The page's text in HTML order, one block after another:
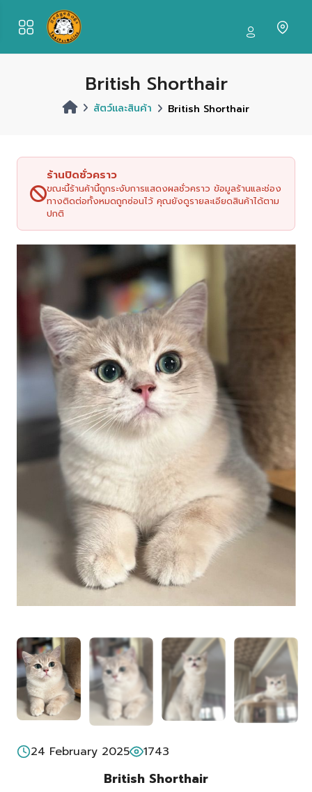
British Shorthair
สัตว์และสินค้า British Shorthair
ร้านปิดชั่วคราว
ขณะนี้ร้านค้านี้ถูกระงับการแสดงผลชั่วคราว ข้อมูลร้านและช่อง
ทางติดต่อทั้งหมดถูกซ่อนไว้ คุณยังดูรายละเอียดสินค้าได้ตาม
ปกติ
24 February 2025 1743
British Shorthair